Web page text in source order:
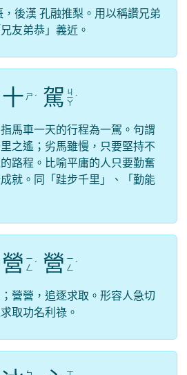
，後漢 孔融推梨。用以稱讚兄弟
友弟恭」義近。
十 ㄕ ˊ 駕 ㄐ
ㄧ
ㄚ
ˋ
馬車一天的行程為一駕。句謂
之遙；劣馬雖慢，只要堅持不
路程。比喻平庸的人只要勤奮
就。同「跬步千里」、「勤能
營 ㄧ
ㄥ
ˊ 營 ㄧ
ㄥ
ˊ
營營，追逐求取。形容人急切
取功名利祿。